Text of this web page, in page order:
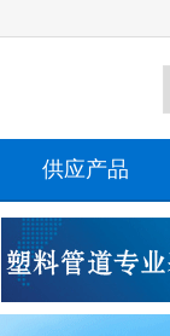
供应产品